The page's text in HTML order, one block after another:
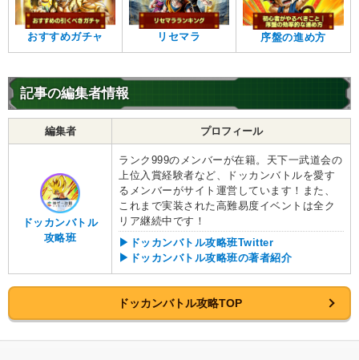
人造人間/セル編
かめはめ波
永遠の宿敵
世界の混乱
セル
1.0 /10点
・気力+1
・
・DEF+25%
【一致するリンクスキル(
4)】
未来からの使者
分身
かめはめ波
BOSSキャラ
【一致するカテゴリー( 8 )】
人造人間
変身強化
時空を超えし者
人工生命体
人造人間/セル編
かめはめ波
【発動リンク効果】 ※発動条件あり
・気力+1
・ATK+45%
おすすめガチャ リセマラ 序盤の進め方
記事の編集者情報
編集者 プロフィール
ドッカンバトル
攻略班
ランク999のメンバーが在籍。天下一武道会の
上位入賞経験者など、ドッカンバトルを愛す
るメンバーがサイト運営しています！また、
これまで実装された高難易度イベントは全ク
リア継続中です！
▶ドッカンバトル攻略班Twitter
▶ドッカンバトル攻略班の著者紹介
ドッカンバトル攻略TOP